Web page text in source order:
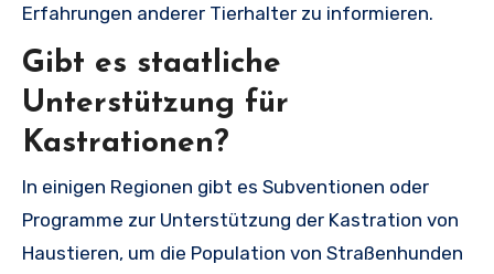
Erfahrungen anderer Tierhalter zu informieren.
Gibt es staatliche
Unterstützung für
Kastrationen?
In einigen Regionen gibt es Subventionen oder
Programme zur Unterstützung der Kastration von
Haustieren, um die Population von Straßenhunden